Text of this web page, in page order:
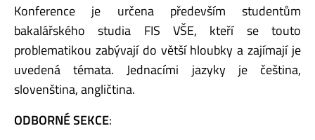
Konference je určena především studentům
bakalářského studia FIS VŠE, kteří se touto
problematikou zabývají do větší hloubky a zajímají je
uvedená témata. Jednacími jazyky je čeština,
slovenština, angličtina.
ODBORNÉ SEKCE: